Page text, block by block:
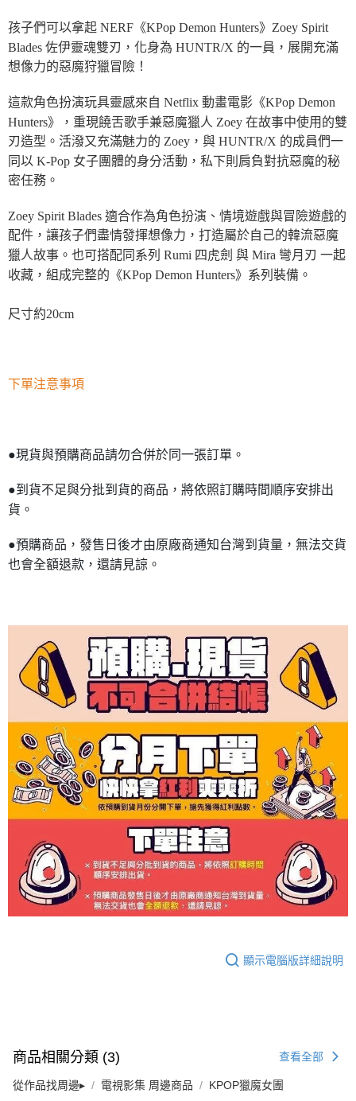
孩子們可以拿起 NERF《KPop Demon Hunters》Zoey Spirit
Blades 佐伊靈魂雙刃，化身為 HUNTR/X 的一員，展開充滿
想像力的惡魔狩獵冒險！
這款角色扮演玩具靈感來自 Netflix 動畫電影《KPop Demon
Hunters》，重現饒舌歌手兼惡魔獵人 Zoey 在故事中使用的雙
刃造型。活潑又充滿魅力的 Zoey，與 HUNTR/X 的成員們一
同以 K-Pop 女子團體的身分活動，私下則肩負對抗惡魔的秘
密任務。
Zoey Spirit Blades 適合作為角色扮演、情境遊戲與冒險遊戲的
配件，讓孩子們盡情發揮想像力，打造屬於自己的韓流惡魔
獵人故事。也可搭配同系列 Rumi 四虎劍 與 Mira 彎月刃 一起
收藏，組成完整的《KPop Demon Hunters》系列裝備。
尺寸約20cm
下單注意事項
●現貨與預購商品請勿合併於同一張訂單。
●到貨不足與分批到貨的商品，將依照訂購時間順序安排出
貨。
●預購商品，發售日後才由原廠商通知台灣到貨量，無法交貨
也會全額退款，還請見諒。
顯示電腦版詳細說明
商品相關分類 (3) 查看全部
從作品找周邊▸ 電視影集 周邊商品 KPOP獵魔女團